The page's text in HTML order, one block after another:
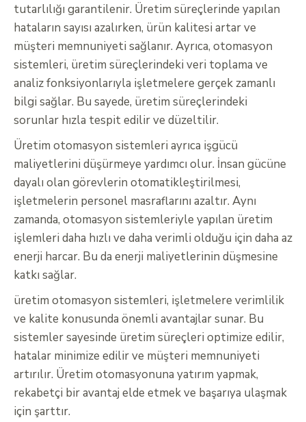
tutarlılığı garantilenir. Üretim süreçlerinde yapılan
hataların sayısı azalırken, ürün kalitesi artar ve
müşteri memnuniyeti sağlanır. Ayrıca, otomasyon
sistemleri, üretim süreçlerindeki veri toplama ve
analiz fonksiyonlarıyla işletmelere gerçek zamanlı
bilgi sağlar. Bu sayede, üretim süreçlerindeki
sorunlar hızla tespit edilir ve düzeltilir.
Üretim otomasyon sistemleri ayrıca işgücü
maliyetlerini düşürmeye yardımcı olur. İnsan gücüne
dayalı olan görevlerin otomatikleştirilmesi,
işletmelerin personel masraflarını azaltır. Aynı
zamanda, otomasyon sistemleriyle yapılan üretim
işlemleri daha hızlı ve daha verimli olduğu için daha az
enerji harcar. Bu da enerji maliyetlerinin düşmesine
katkı sağlar.
üretim otomasyon sistemleri, işletmelere verimlilik
ve kalite konusunda önemli avantajlar sunar. Bu
sistemler sayesinde üretim süreçleri optimize edilir,
hatalar minimize edilir ve müşteri memnuniyeti
artırılır. Üretim otomasyonuna yatırım yapmak,
rekabetçi bir avantaj elde etmek ve başarıya ulaşmak
için şarttır.